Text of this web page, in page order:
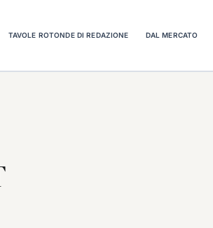
TAVOLE ROTONDE DI REDAZIONE DAL MERCATO